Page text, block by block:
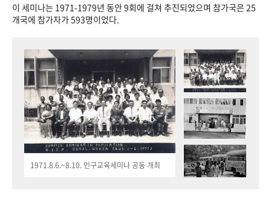
이 세미나는 1971-1979년 동안 9회에 걸쳐 추진되었으며 참가국은 25
개국에 참가자가 593명이었다.
1971.8.6.~8.10. 인구교육세미나 공동 개최